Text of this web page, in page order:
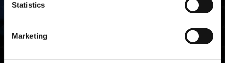
Statistics
Marketing